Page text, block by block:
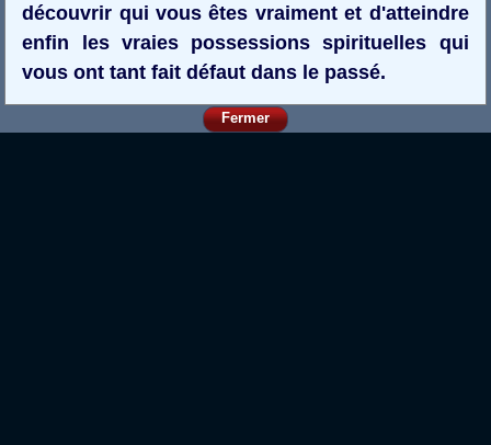
découvrir qui vous êtes vraiment et d'atteindre
enfin les vraies possessions spirituelles qui
vous ont tant fait défaut dans le passé.